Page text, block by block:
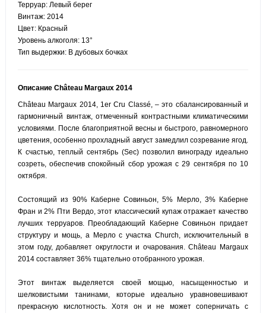
Терруар: Левый берег
Винтаж: 2014
Цвет: Красный
Уровень алкоголя: 13°
Тип выдержки: В дубовых бочках
Описание Château Margaux 2014
Château Margaux 2014, 1er Cru Classé, – это сбалансированный и
гармоничный винтаж, отмеченный контрастными климатическими
условиями. После благоприятной весны и быстрого, равномерного
цветения, особенно прохладный август замедлил созревание ягод.
К счастью, теплый сентябрь (Sec) позволил винограду идеально
созреть, обеспечив спокойный сбор урожая с 29 сентября по 10
октября.
Состоящий из 90% Каберне Совиньон, 5% Мерло, 3% Каберне
Фран и 2% Пти Вердо, этот классический купаж отражает качество
лучших терруаров. Преобладающий Каберне Совиньон придает
структуру и мощь, а Мерло с участка Church, исключительный в
этом году, добавляет округлости и очарования. Château Margaux
2014 составляет 36% тщательно отобранного урожая.
Этот винтаж выделяется своей мощью, насыщенностью и
шелковистыми танинами, которые идеально уравновешивают
прекрасную кислотность. Хотя он и не может соперничать с